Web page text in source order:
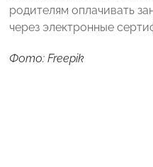
родителям оплачивать
через электронные
Фото: Freepik